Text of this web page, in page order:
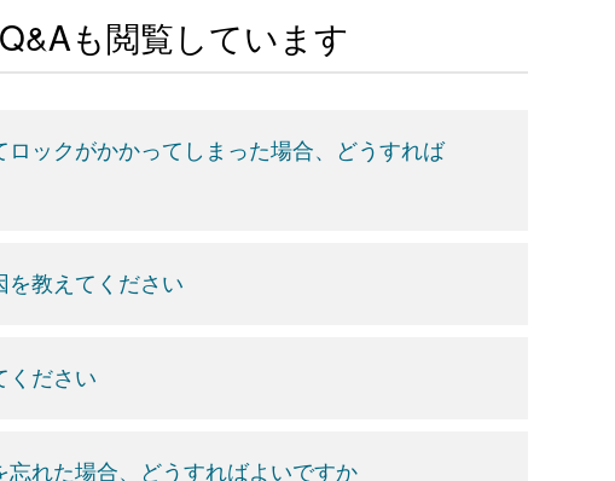
も閲覧しています
ックがかかってしまった場合、どうすれば
教えてください
ください
れた場合、どうすればよいですか